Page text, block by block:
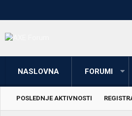
NASLOVNA FORUMI
POSLEDNJE AKTIVNOSTI